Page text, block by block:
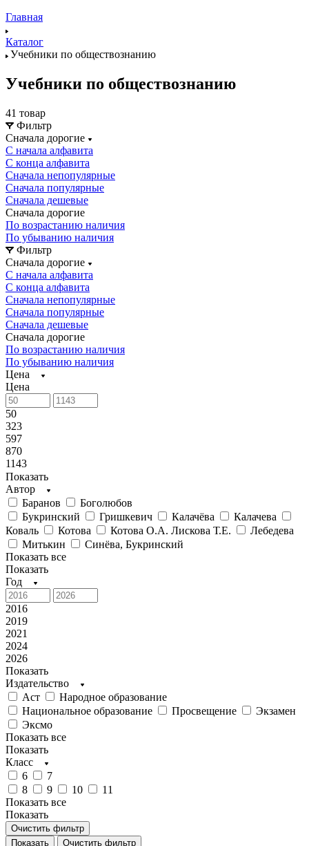
Главная
Каталог
Учебники по обществознанию
Учебники по обществознанию
41 товар
Фильтр
Сначала дорогие
С начала алфавита
С конца алфавита
Сначала непопулярные
Сначала популярные
Сначала дешевые
Сначала дорогие
По возрастанию наличия
По убыванию наличия
Фильтр
Сначала дорогие
С начала алфавита
С конца алфавита
Сначала непопулярные
Сначала популярные
Сначала дешевые
Сначала дорогие
По возрастанию наличия
По убыванию наличия
Цена
Цена
50
323
597
870
1143
Показать
Автор
Баранов
Боголюбов
Букринский
Гришкевич Калачёва
Калачева
Коваль
Котова Котова О.А. Лискова Т.Е.
Лебедева
Митькин
Синёва, Букринский
Показать все
Показать
Год
2016
2019
2021
2024
2026
Показать
Издательство
Аст
Народное образование
Национальное образование
Просвещение
Экзамен
Эксмо
Показать все
Показать
Класс
6
7
8
9 10
11
Показать все
Показать
Очистить фильтр
Очистить фильтр